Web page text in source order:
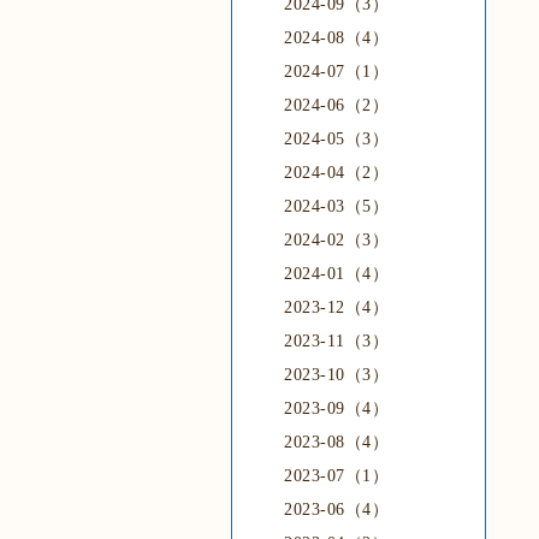
2024-09（3）
2024-08（4）
2024-07（1）
2024-06（2）
2024-05（3）
2024-04（2）
2024-03（5）
2024-02（3）
2024-01（4）
2023-12（4）
2023-11（3）
2023-10（3）
2023-09（4）
2023-08（4）
2023-07（1）
2023-06（4）